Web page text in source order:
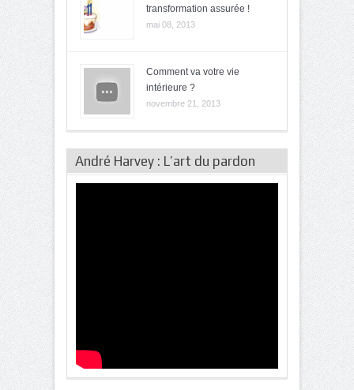
transformation assurée !
mai 08, 2013
Comment va votre vie
intérieure ?
novembre 21, 2013
André Harvey : L’art du pardon